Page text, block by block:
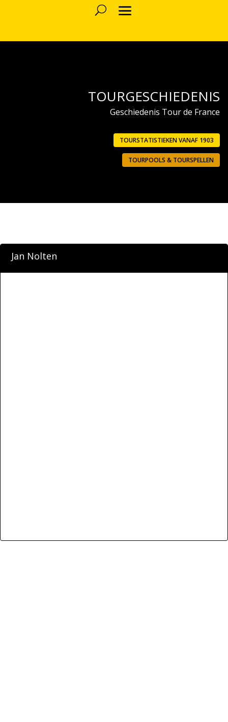
TOURGESCHIEDENIS
Geschiedenis Tour de France
TOURSTATISTIEKEN VANAF 1903
TOURPOOLS & TOURSPELLEN
Jan Nolten